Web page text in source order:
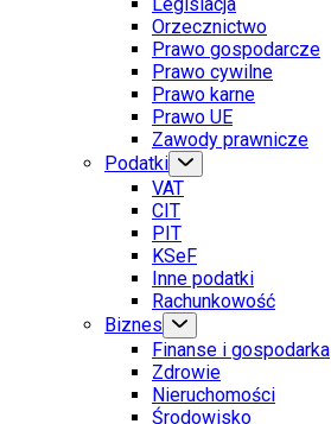
Orzecznictwo
Prawo gospodarcze
Prawo cywilne
Prawo karne
Prawo UE
Zawody prawnicze
Podatki
VAT
CIT
PIT
KSeF
Inne podatki
Rachunkowość
Biznes
Finanse i gospodarka
Zdrowie
Nieruchomości
Środowisko